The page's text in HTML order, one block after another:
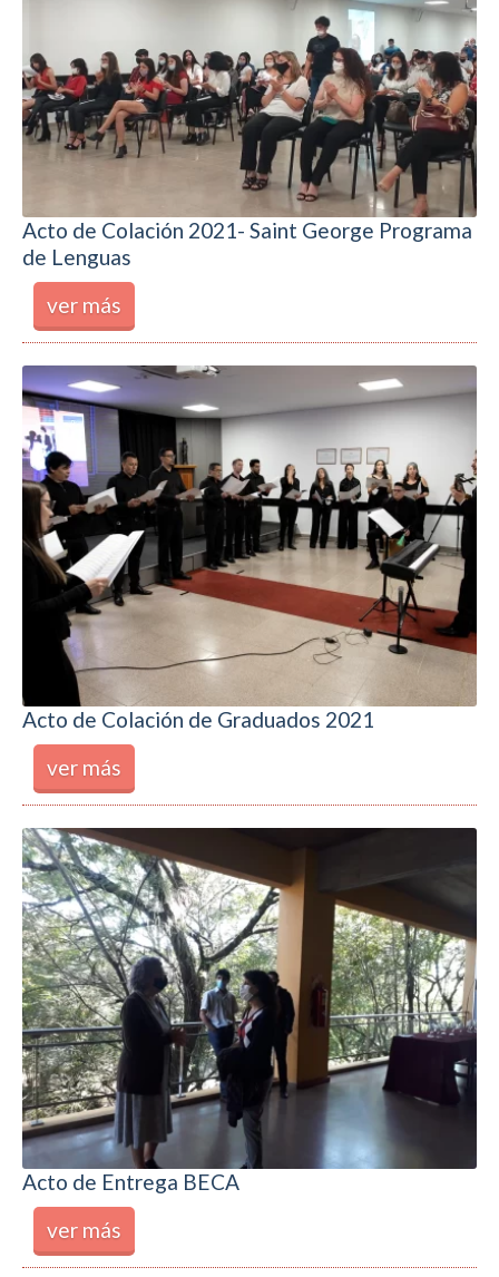
Acto de Colación 2021- Saint George Programa
de Lenguas
ver más
Acto de Colación de Graduados 2021
ver más
Acto de Entrega BECA
ver más